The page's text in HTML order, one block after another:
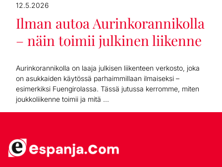
12.5.2026
Ilman autoa Aurinkorannikolla
– näin toimii julkinen liikenne
Aurinkorannikolla on laaja julkisen liikenteen verkosto, joka
on asukkaiden käytössä parhaimmillaan ilmaiseksi –
esimerkiksi Fuengirolassa. Tässä jutussa kerromme, miten
joukkoliikenne toimii ja mitä ...